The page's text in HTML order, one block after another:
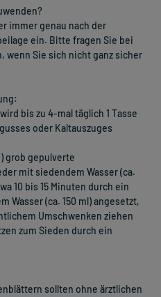
immer genau nach der
ein. Bitte fragen Sie bei
wenn Sie sich nicht ganz sicher
bis zu 4-mal täglich 1 Tasse
oder Kaltauszuges
grob gepulverte
mit siedendem Wasser (ca.
10 bis 15 Minuten durch ein
Wasser (ca. 150 ml) angesetzt,
Umschwenken ziehen
zum Sieden durch ein
sollten ohne ärztlichen